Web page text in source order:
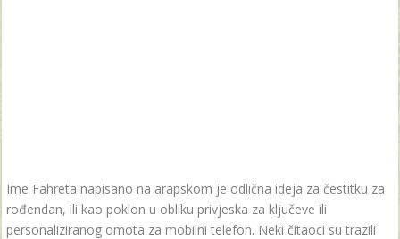
Ime Fahreta napisano na arapskom je odlična ideja za čestitku za
rođendan, ili kao poklon u obliku privjeska za ključeve ili
personaliziranog omota za mobilni telefon. Neki čitaoci su trazili